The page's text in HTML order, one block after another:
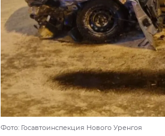
Фото: Госавтоинспекция Нового Уренгоя